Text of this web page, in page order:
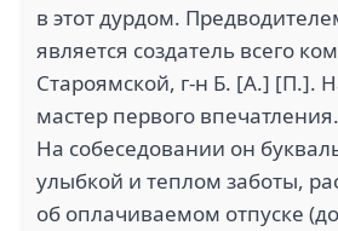
в этот дурдом.
является создатель всего
Староямской, г-н Б. [А.] [П.].
мастер первого впечатления.
На собеседовании он
улыбкой и теплом заботы,
об оплачиваемом отпуске